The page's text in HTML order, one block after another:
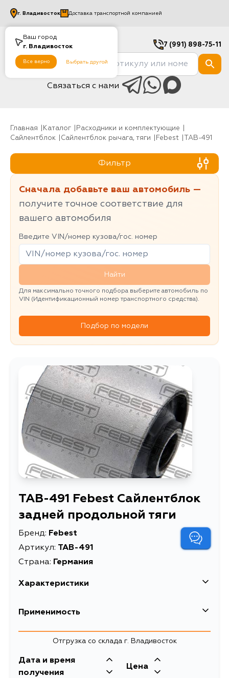
Ваш город
г. Владивосток
Все верно Выбрать другой
г. Владивосток Доставка транспортной компанией
7 (991) 898-75-11
Связаться с нами
Главная Каталог
Расходники и комплектующие
Сайлентблок
Сайлентблок рычага, тяги Febest TAB-491
Фильтр
Сначала добавьте ваш автомобиль —
получите точное соответствие для
вашего автомобиля
Введите VIN/номер кузова/гос. номер
Найти
Для максимально точного подбора выберите автомобиль по
VIN (Идентификационный номер транспортного средства).
Подбор по модели
TAB-491 Febest Сайлентблок
задней продольной тяги
Бренд: Febest
Артикул: TAB-491
Страна: Германия
Характеристики
EAN-13
Длина упаковки, мм 55
Масса, кг 0.234
Применимость
Toyota
Кузов Двигатель
NCP50, NCP51, NCP52, NCP58,
2NZFE, 1NZFNE,
Отгрузка со склада г. Владивосток
Дата и время
получения
Цена